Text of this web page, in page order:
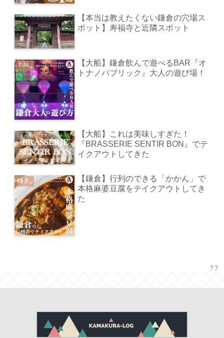
【本当は教えたくない鎌倉の穴場ス
ポット】寿福寺と近隣スポット
【大船】鎌倉飲んで遊べるBAR『オ
トナノパブリック』大人の遊び場！
【大船】これは美味しすぎた！
『BRASSERIE SENTIR BON』でテ
イクアウトしてきた
【鎌倉】行列のできる「かかん」で
本格麻婆豆腐をテイクアウトしてき
た